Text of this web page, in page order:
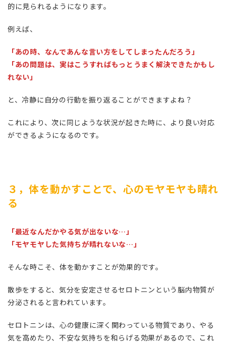
的に見られるようになります。
例えば、
「あの時、なんであんな言い方をしてしまったんだろう」
「あの問題は、実はこうすればもっとうまく解決できたかもし
れない」
と、冷静に自分の行動を振り返ることができますよね？
これにより、次に同じような状況が起きた時に、より良い対応
ができるようになるのです。
３，体を動かすことで、心のモヤモヤも晴れ
る
「最近なんだかやる気が出ないな…」
「モヤモヤした気持ちが晴れないな…」
そんな時こそ、体を動かすことが効果的です。
散歩をすると、気分を安定させるセロトニンという脳内物質が
分泌されると言われています。
セロトニンは、心の健康に深く関わっている物質であり、やる
気を高めたり、不安な気持ちを和らげる効果があるので、これ